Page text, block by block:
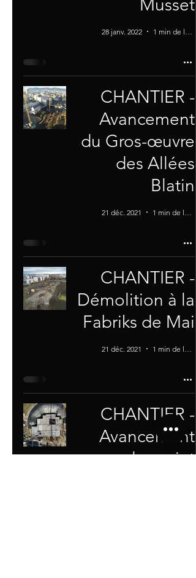
Musset
28 janv. 2022
CHANTIER -
Avancement
du Gros-œuvre
des Allées
Blatin
21 déc. 2021
CHANTIER -
Démolition à la
Fabriks de Mai
21 déc. 2021
CHANTIER -
Avancement
du projet